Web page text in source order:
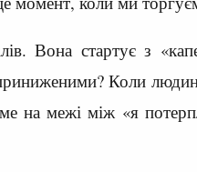
Вона стартує з
Коли
на межі між «я